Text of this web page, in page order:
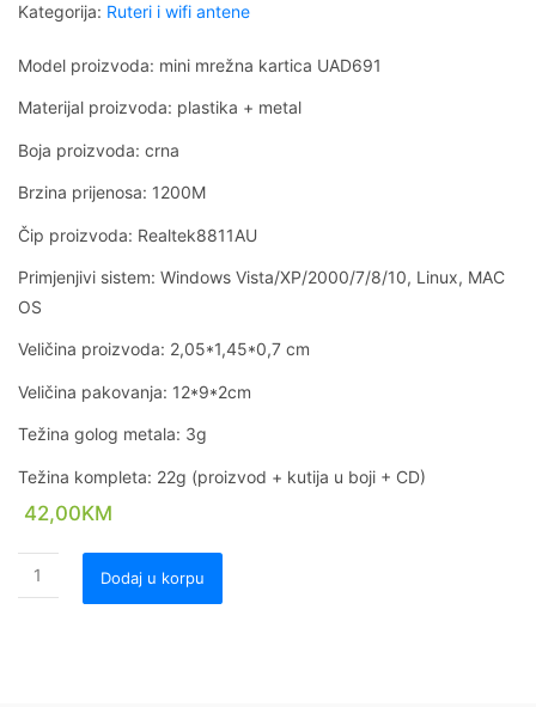
Kategorija: Ruteri i wifi antene
Model proizvoda: mini mrežna kartica UAD691
Materijal proizvoda: plastika + metal
Boja proizvoda: crna
Brzina prijenosa: 1200M
Čip proizvoda: Realtek8811AU
Primjenjivi sistem: Windows Vista/XP/2000/7/8/10, Linux, MAC
OS
Veličina proizvoda: 2,05*1,45*0,7 cm
Veličina pakovanja: 12*9*2cm
Težina golog metala: 3g
Težina kompleta: 22g (proizvod + kutija u boji + CD)
42,00KM
Dodaj u korpu